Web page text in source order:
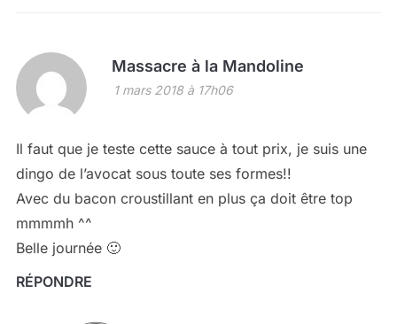
Massacre à la Mandoline
1 mars 2018 à 17h06
Il faut que je teste cette sauce à tout prix, je suis une
dingo de l’avocat sous toute ses formes!!
Avec du bacon croustillant en plus ça doit être top
mmmmh ^^
Belle journée 🙂
RÉPONDRE